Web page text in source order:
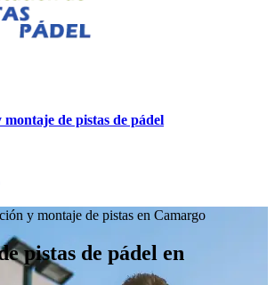
de pistas de pádel
y montaje de pistas en Camargo
pistas de pádel en